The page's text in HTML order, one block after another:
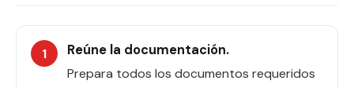
Reúne la documentación.
Prepara todos los documentos requeridos